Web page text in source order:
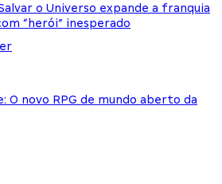
o Universo expande a franquia
“herói” inesperado
O novo RPG de mundo aberto da